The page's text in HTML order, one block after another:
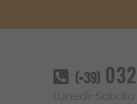
(+39)